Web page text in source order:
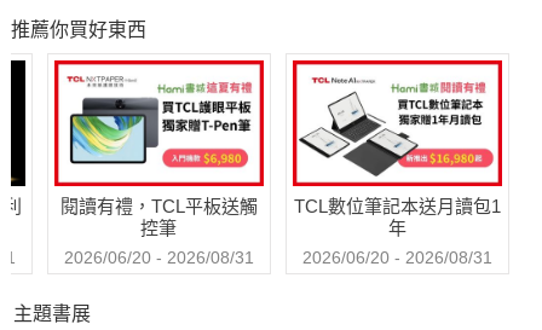
推薦你買好東西
閱讀有禮，TCL平板送觸
控筆
2026/06/20 - 2026/08/31
TCL數位筆記本送月讀包1
年
2026/06/20 - 2026/08/31
主題書展